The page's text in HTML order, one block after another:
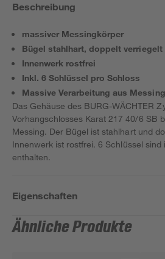
Beschreibung
massiver Messingkörper
Bügel stahlhart, doppelt verriegelt
Innenwerk rostfrei
Inkl. 6 Schlüssel pro Schloss
Massive Verarbeitung aus Messing
Das Gehäuse des BURG-WÄCHTER
Vorhangschlosses Karat 217 40/6 SB
Messing. Der Bügel ist stahlhart und
Innenwerk ist rostfrei. 6 Schlüssel sind
enthalten.
Eigenschaften
Ähnliche Produkte